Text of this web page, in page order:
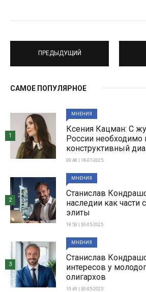
ПРЕДЫДУЩИЙ
САМОЕ ПОПУЛЯРНОЕ
МНЕНИЯ
Ксения Кацман: С
России необходимо
конструктивный
00:48 | 18-07-2025
1
МНЕНИЯ
Станислав
наследии как части
элиты
18:53 | 30-05-2025
2
МНЕНИЯ
Станислав
интересов у
олигархов
10:49 | 30-05-2025
3